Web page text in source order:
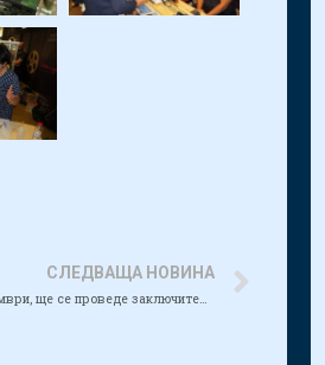
СЛЕДВАЩА НОВИНА
На 8-ми и 9-ти ноември, ще се проведе заключителна конференция по проект INTERREG Tid(y)Up